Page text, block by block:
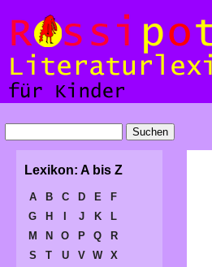
Lexikon: A bis Z
A B C D E
F
G
H J K
L
M
N O P Q
R
S
T U V W
X